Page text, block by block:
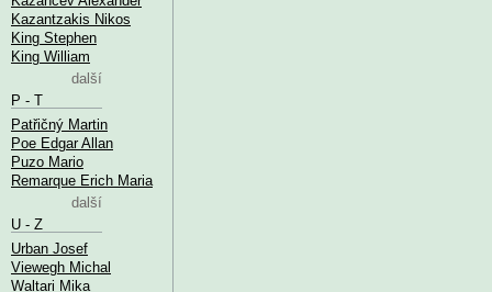
Kazantzakis Nikos
King Stephen
King William
další
P - T
Patřičný Martin
Poe Edgar Allan
Puzo Mario
Remarque Erich Maria
další
U - Z
Urban Josef
Viewegh Michal
Waltari Mika